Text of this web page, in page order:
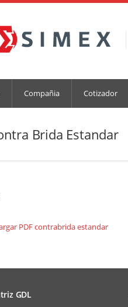
Compañia Cotizador
Brida Estandar
PDF contrabrida estandar
GDL